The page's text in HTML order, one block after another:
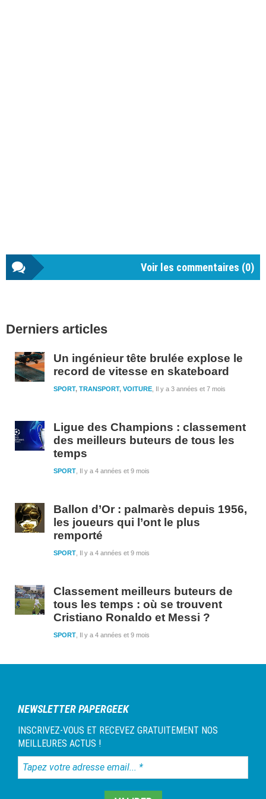
Voir les commentaires (0)
latérale
Derniers articles
Un ingénieur tête brulée explose le
record de vitesse en skateboard
Il y a 3 années et 7 mois
SPORT, TRANSPORT, VOITURE
Ligue des Champions : classement
des meilleurs buteurs de tous les
temps
Il y a 4 années et 9 mois
SPORT
Ballon d’Or : palmarès depuis 1956,
les joueurs qui l’ont le plus
remporté
Il y a 4 années et 9 mois
SPORT
Classement meilleurs buteurs de
tous les temps : où se trouvent
Cristiano Ronaldo et Messi ?
Il y a 4 années et 9 mois
SPORT
NEWSLETTER PAPERGEEK
INSCRIVEZ-VOUS ET RECEVEZ GRATUITEMENT NOS
MEILLEURES ACTUS !
Tapez
votre